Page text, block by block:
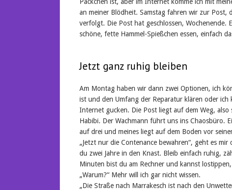
an meiner Blödheit. Samstag fahren wir zur Post,
verfolgt. Die Post hat geschlossen, Wochenende.
schöne, fette Hammel-Spießchen essen, einfach
Jetzt ganz ruhig bleiben
Am Montag haben wir dann zwei Optionen, ich
ist und den Umfang der Reparatur klären oder
Internet gucken. Die Post liegt auf dem Weg,
Habibi. Der Wachmann führt uns ins Chaosbüro.
auf drei und meines liegt auf dem Boden vor
„Jetzt nur die Contenance bewahren“, geht es
du zwei Jahre in den Knast. Bleib einfach ruhig,
Minuten bist du am Rechner und kannst
„Warum?“ Mehr will ich gar nicht wissen.
„Die Straße nach Marrakesch ist nach den